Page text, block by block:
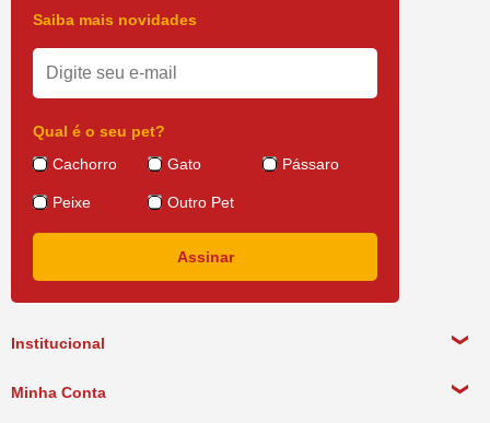
Institucional
Minha Conta
Saiba mais novidades
Qual é o seu pet?
Cachorro
Gato Pássaro
Peixe Outro Pet